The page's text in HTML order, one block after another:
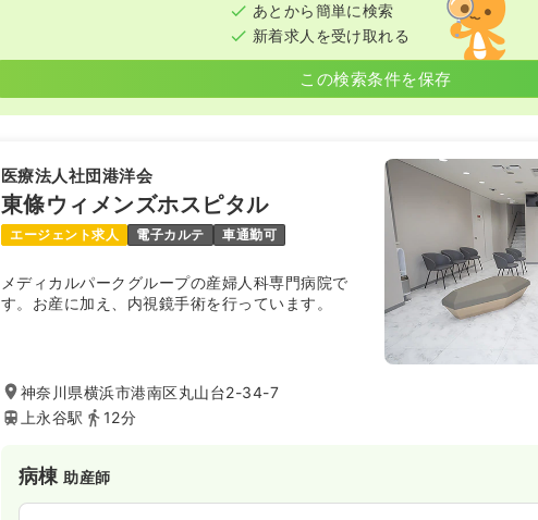
あとから簡単に検索
新着求人を受け取れる
この検索条件を保存
医療法人社団港洋会
東條ウィメンズホスピタル
エージェント求人 電子カルテ 車通勤可
メディカルパークグループの産婦人科専門病院で
す。お産に加え、内視鏡手術を行っています。
神奈川県横浜市港南区丸山台2-34-7
上永谷駅
12分
病棟 助産師